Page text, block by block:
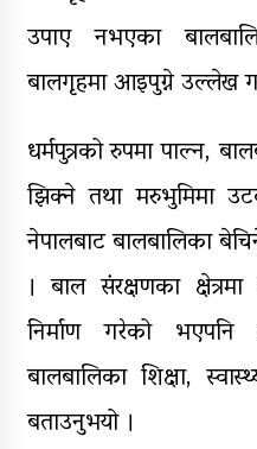
उपाए नभएका
बालगृहमा आइपुग्ने उल्लेख
धर्मपुत्रको रुपमा पाल्न,
झिक्ने तथा मरुभुमिमा
नेपालबाट बालबालिका
। बाल संरक्षणका
निर्माण गरेको
बालबालिका शिक्षा,
बताउनुभयो ।